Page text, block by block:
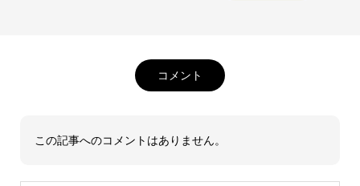
コメント
この記事へのコメントはありません。